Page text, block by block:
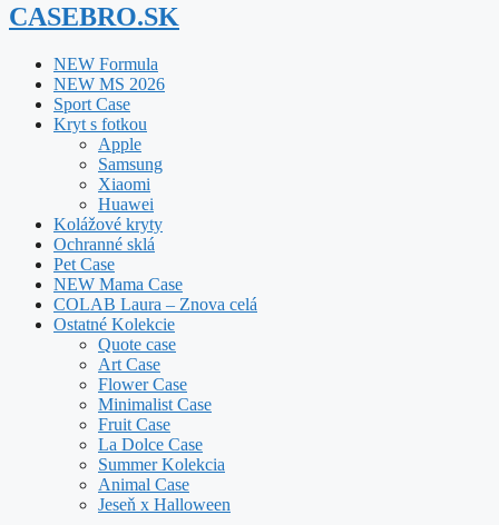
CASEBRO.SK
NEW Formula
NEW MS 2026
Sport Case
Kryt s fotkou
Apple
Samsung
Xiaomi
Huawei
Kolážové kryty
Ochranné sklá
Pet Case
NEW Mama Case
COLAB Laura – Znova celá
Ostatné Kolekcie
Quote case
Art Case
Flower Case
Minimalist Case
Fruit Case
La Dolce Case
Summer Kolekcia
Animal Case
Jeseň x Halloween